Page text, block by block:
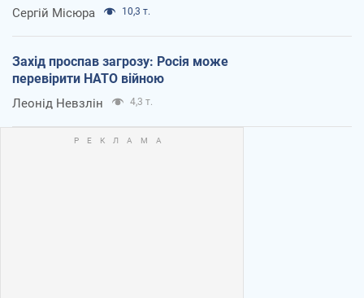
Сергій Місюра 10,3 т.
Захід проспав загрозу: Росія може
перевірити НАТО війною
Леонід Невзлін 4,3 т.